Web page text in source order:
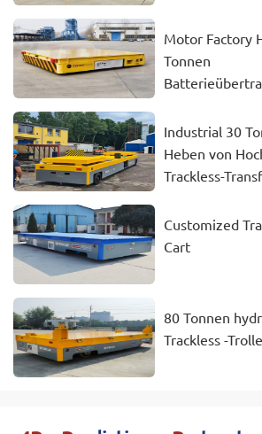
Motor Factory
Tonnen
Industrial 30
Heben von
Trackless-
Customized
Cart
80 Tonnen
Trackless -